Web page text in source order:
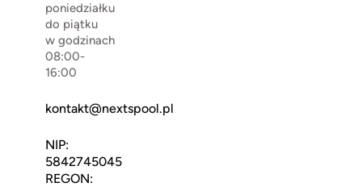
poniedziałku
do piątku
w godzinach
08:00-
16:00
kontakt@nextspool.pl
NIP:
5842745045
REGON: